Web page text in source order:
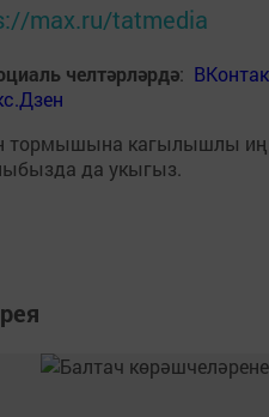
max.ru/tatmedia
челтәрләрдә:
тормышына кагылышлы
да укыгыз.